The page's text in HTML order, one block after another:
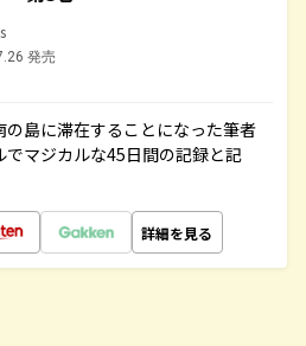
発売
島に滞在することになった筆者
マジカルな45日間の記録と記
詳細を見る